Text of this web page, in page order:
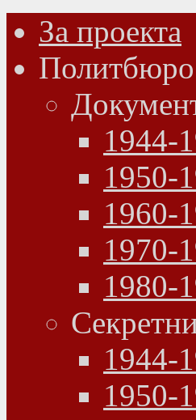
За проекта
1944-
1950-
1960-
1970-
1980-
1944-
1950-